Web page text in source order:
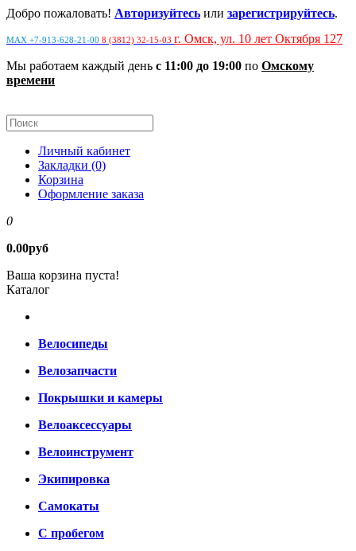
Добро пожаловать! Авторизуйтесь или зарегистрируйтесь.
MAX +7-913-628-21-00 8 (3812) 32-15-03 г. Омск, ул. 10 лет Октября 127
Мы работаем каждый день с 11:00 до 19:00 по Омскому
времени
Личный кабинет
Закладки (0)
Корзина
Оформление заказа
0
0.00руб
Ваша корзина пуста!
Каталог
Велосипеды
Велозапчасти
Покрышки и камеры
Велоаксессуары
Велоинструмент
Экипировка
Самокаты
С пробегом